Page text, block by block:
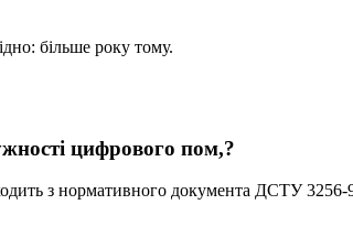
більше року тому.
цифрового пом,?
з нормативного документа